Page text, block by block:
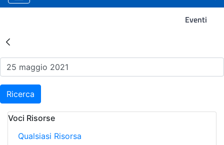
Eventi
Risultati della Ricerca -
Ricerca
Voci Risorse
Qualsiasi Risorsa